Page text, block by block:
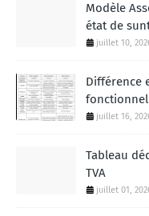
Modèle
état de
juillet 10,
Différence
juillet 16,
Tableau
TVA
juillet 01,